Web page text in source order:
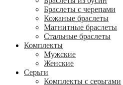
Браслеты с черепами
Кожаные браслеты
Магнитные браслеты
Стальные браслеты
Комплекты
Мужские
Женские
Серьги
Комплекты с серьгами